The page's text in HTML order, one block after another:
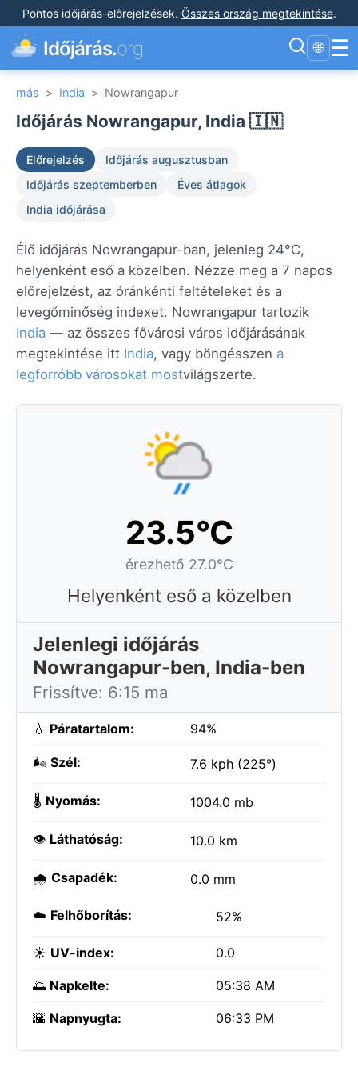
Pontos időjárás-előrejelzések. Összes ország megtekintése.
Időjárás.org 🌐 ☰
más > India > Nowrangapur
Időjárás Nowrangapur, India 🇮🇳
Előrejelzés
Időjárás augusztusban
Időjárás szeptemberben
Éves átlagok
India időjárása
Élő időjárás Nowrangapur-ban, jelenleg 24°C,
helyenként eső a közelben. Nézze meg a 7 napos
előrejelzést, az óránkénti feltételeket és a
levegőminőség indexet. Nowrangapur tartozik
India — az összes fővárosi város időjárásának
megtekintése itt India, vagy böngésszen a
legforróbb városokat mostvilágszerte.
23.5°C
érezhető 27.0°C
Helyenként eső a közelben
Jelenlegi időjárás
Nowrangapur-ben, India-ben
Frissítve: 6:15 ma
💧 Páratartalom: 94%
🌬️ Szél: 7.6 kph (225°)
🌡️ Nyomás: 1004.0 mb
👁️ Láthatóság: 10.0 km
🌧️ Csapadék: 0.0 mm
☁️ Felhőborítás: 52%
☀️ UV-index: 0.0
🌅 Napkelte: 05:38 AM
🌇 Napnyugta: 06:33 PM